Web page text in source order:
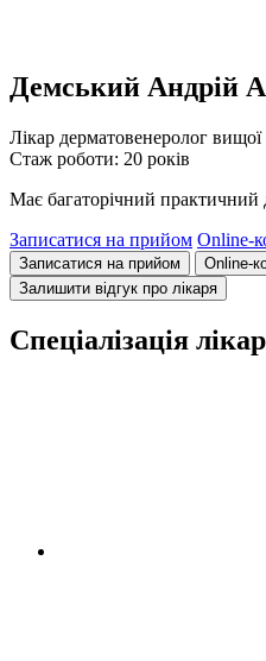
Демський Андрій
Лікар дерматовенеролог вищої
Стаж роботи: 20 років
Має багаторічний практичний
Записатися на прийом Online-
Записатися на прийом
Online-
Залишити відгук про лікаря
Спеціалізація